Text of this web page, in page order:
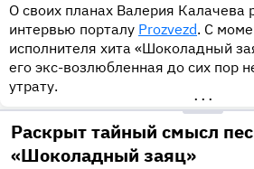
О своих планах Валерия Калачева
интервью порталу Prozvezd. С
исполнителя хита «Шоколадный
его экс-возлюбленная до сих пор
утрату.
•••
Раскрыт тайный смысл
«Шоколадный заяц»